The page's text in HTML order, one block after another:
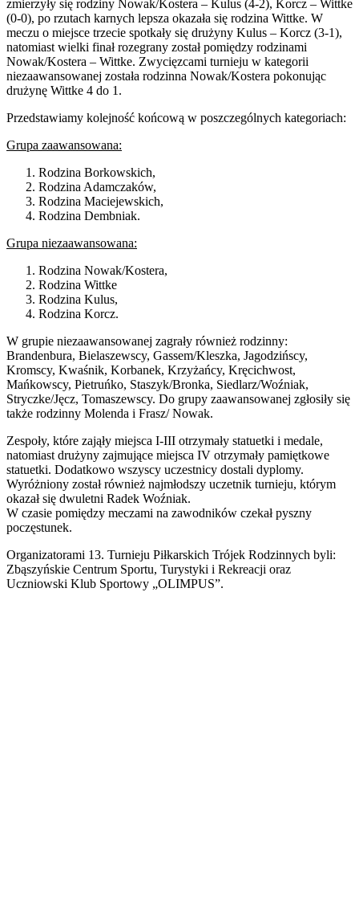
zmierzyły się rodziny Nowak/Kostera – Kulus (4-2), Korcz – Wittke
(0-0), po rzutach karnych lepsza okazała się rodzina Wittke. W
meczu o miejsce trzecie spotkały się drużyny Kulus – Korcz (3-1),
natomiast wielki finał rozegrany został pomiędzy rodzinami
Nowak/Kostera – Wittke. Zwycięzcami turnieju w kategorii
niezaawansowanej została rodzinna Nowak/Kostera pokonując
drużynę Wittke 4 do 1.
Przedstawiamy kolejność końcową w poszczególnych kategoriach:
Grupa zaawansowana:
Rodzina Borkowskich,
Rodzina Adamczaków,
Rodzina Maciejewskich,
Rodzina Dembniak.
Grupa niezaawansowana:
Rodzina Nowak/Kostera,
Rodzina Wittke
Rodzina Kulus,
Rodzina Korcz.
W grupie niezaawansowanej zagrały również rodzinny:
Brandenbura, Bielaszewscy, Gassem/Kleszka, Jagodzińscy,
Kromscy, Kwaśnik, Korbanek, Krzyżańcy, Kręcichwost,
Mańkowscy, Pietruńko, Staszyk/Bronka, Siedlarz/Woźniak,
Stryczke/Jęcz, Tomaszewscy. Do grupy zaawansowanej zgłosiły się
także rodzinny Molenda i Frasz/ Nowak.
Zespoły, które zająły miejsca I-III otrzymały statuetki i medale,
natomiast drużyny zajmujące miejsca IV otrzymały pamiętkowe
statuetki. Dodatkowo wszyscy uczestnicy dostali dyplomy.
Wyróżniony został również najmłodszy uczetnik turnieju, którym
okazał się dwuletni Radek Woźniak.
W czasie pomiędzy meczami na zawodników czekał pyszny
poczęstunek.
Organizatorami 13. Turnieju Piłkarskich Trójek Rodzinnych byli:
Zbąszyńskie Centrum Sportu, Turystyki i Rekreacji oraz
Uczniowski Klub Sportowy „OLIMPUS”.